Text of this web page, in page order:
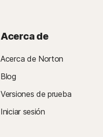
Acerca de
Acerca de Norton
Blog
Versiones de prueba
Iniciar sesión